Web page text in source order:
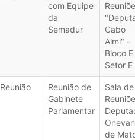
com Equipe
da
Semadur
Cabo
Almi" -
Bloco E
Setor E
Reunião
Reunião de
Gabinete
Parlamentar
Sala de
Onevan
de